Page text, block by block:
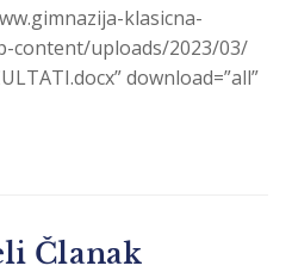
klasicna-
content/uploads/2023/03/
download=”all”
Članak